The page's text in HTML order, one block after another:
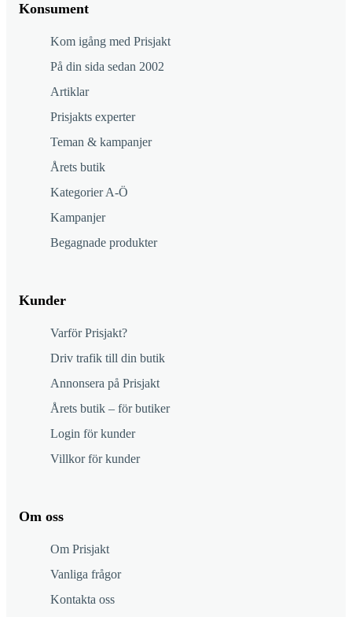
Konsument
Kom igång med Prisjakt
På din sida sedan 2002
Artiklar
Prisjakts experter
Teman & kampanjer
Årets butik
Kategorier A-Ö
Kampanjer
Begagnade produkter
Kunder
Varför Prisjakt?
Driv trafik till din butik
Annonsera på Prisjakt
Årets butik – för butiker
Login för kunder
Villkor för kunder
Om oss
Om Prisjakt
Vanliga frågor
Kontakta oss